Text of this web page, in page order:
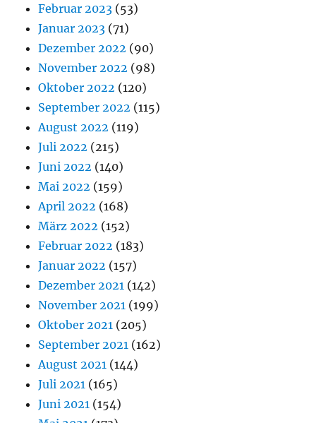
Februar 2023 (53)
Januar 2023 (71)
Dezember 2022 (90)
November 2022 (98)
Oktober 2022 (120)
September 2022 (115)
August 2022 (119)
Juli 2022 (215)
Juni 2022 (140)
Mai 2022 (159)
April 2022 (168)
März 2022 (152)
Februar 2022 (183)
Januar 2022 (157)
Dezember 2021 (142)
November 2021 (199)
Oktober 2021 (205)
September 2021 (162)
August 2021 (144)
Juli 2021 (165)
Juni 2021 (154)